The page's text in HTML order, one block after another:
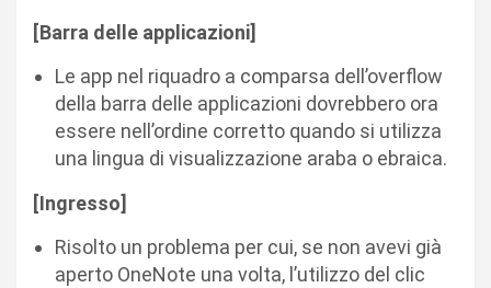
[Barra delle applicazioni]
Le app nel riquadro a comparsa dell’overflow
della barra delle applicazioni dovrebbero ora
essere nell’ordine corretto quando si utilizza
una lingua di visualizzazione araba o ebraica.
[Ingresso]
Risolto un problema per cui, se non avevi già
aperto OneNote una volta, l’utilizzo del clic